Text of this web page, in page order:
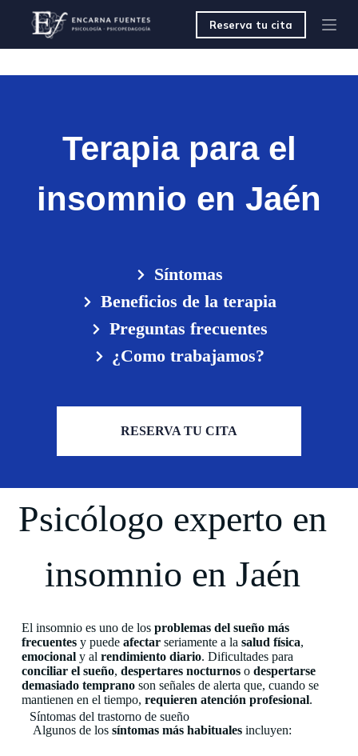
a
Reserva tu cita
Terapia para el
insomnio en Jaén
Síntomas
Beneficios de la terapia
Preguntas frecuentes
¿Como trabajamos?
RESERVA TU CITA
Psicólogo experto en
insomnio en Jaén
El insomnio es uno de los problemas del sueño más
frecuentesy puede afectarseriamente a la salud física,
emocionaly al rendimiento diario. Dificultades para
conciliar el sueño, despertares nocturnoso despertarse
demasiado tempranoson señales de alerta que, cuando se
mantienen en el tiempo, requieren atención profesional.
Síntomas del trastorno de sueño
Algunos de lossíntomas más habitualesincluyen: